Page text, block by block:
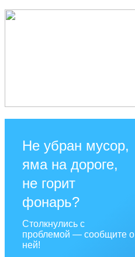
Не убран мусор,
яма на дороге,
не горит
фонарь?
Столкнулись с
проблемой — сообщите о
ней!